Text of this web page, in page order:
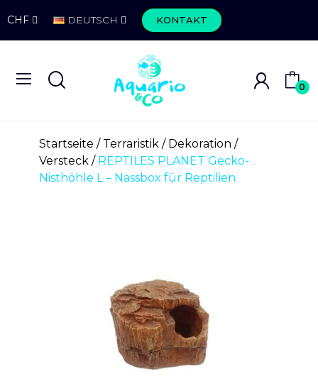
CHF DEUTSCH KONTAKT
0
Startseite Terraristik
Dekoration
Versteck
REPTILES PLANET Gecko-
Nisthöhle L – Nassbox für Reptilien